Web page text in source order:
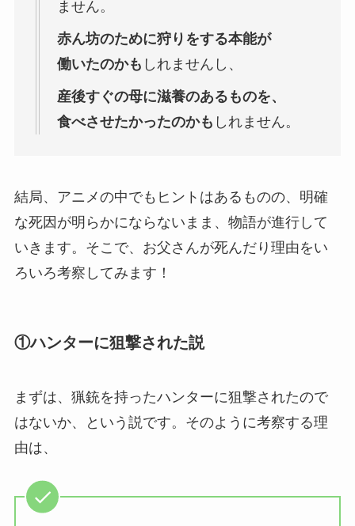
ません。
赤ん坊のために狩りをする本能が
働いたのかも しれませんし、
産後すぐの母に滋養のあるものを、
食べさせたかったのかも しれません。
結局、アニメの中でもヒントはあるものの、明確
な死因が明らかにならないまま、物語が進行して
いきます。そこで、お父さんが死んだり理由をい
ろいろ考察してみます！
①ハンターに狙撃された説
まずは、猟銃を持ったハンターに狙撃されたので
はないか、という説です。そのように考察する理
由は、